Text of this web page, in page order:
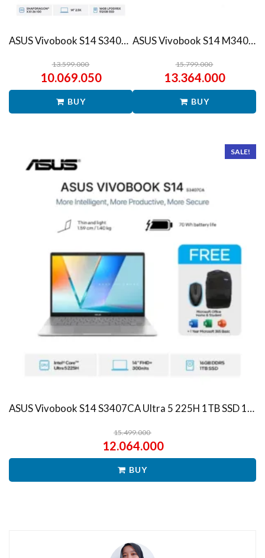
ASUS Vivobook S14 S3407QA – IPSP151M – Matte Gray
13.599.000
10.069.050
BUY
ASUS Vivobook S14 M3407HA Ryzen 7 260 1TB SSD 16GB WUXGA IPS Win11+OHS
15.799.000
13.364.000
BUY
SALE!
ASUS Vivobook S14 S3407CA Ultra 5 225H 1TB SSD 16GB WUXGA IPS Win11+OHS
15.499.000
12.064.000
BUY